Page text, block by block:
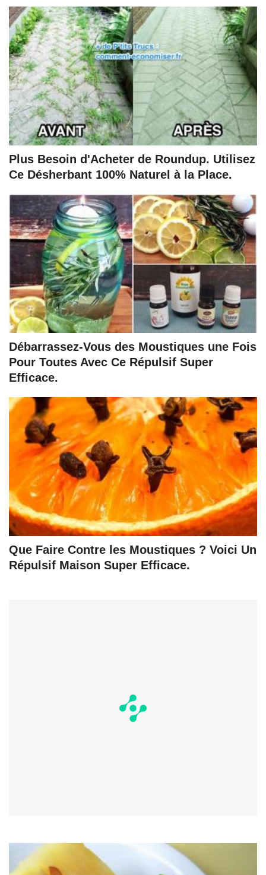
Plus Besoin d'Acheter de Roundup. Utilisez
Ce Désherbant 100% Naturel à la Place.
Débarrassez-Vous des Moustiques une Fois
Pour Toutes Avec Ce Répulsif Super
Efficace.
Que Faire Contre les Moustiques ? Voici Un
Répulsif Maison Super Efficace.